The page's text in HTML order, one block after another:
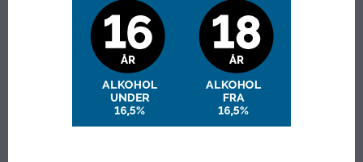
Grauburgunder Trocken 2023